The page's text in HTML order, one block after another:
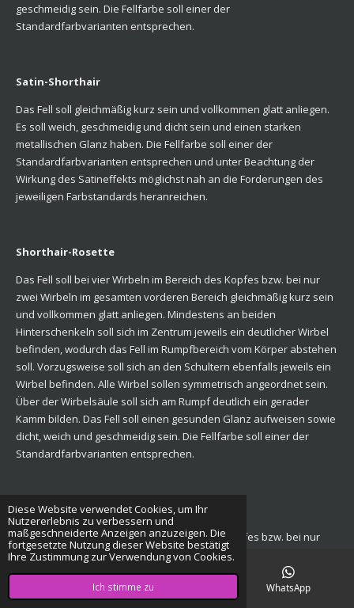
Diese Website verwendet Cookies, um Ihr
Nutzererlebnis zu verbessern und
maßgeschneiderte Anzeigen anzuzeigen. Die
fortgesetzte Nutzung dieser Website bestätigt
Ihre Zustimmung zur Verwendung von Cookies.
Ich stimme zu
geschmeidig sein. Die Fellfarbe soll einer der
Standardfarbvarianten entsprechen.
Satin-Shorthair
Das Fell soll gleichmäßig kurz sein und vollkommen glatt anliegen.
Es soll weich, geschmeidig und dicht sein und einen starken
metallischen Glanz haben. Die Fellfarbe soll einer der
Standardfarbvarianten entsprechen und unter Beachtung der
Wirkung des Satineffekts möglichst nah an die Forderungen des
jeweiligen Farbstandards heranreichen.
Shorthair-Rosette
Das Fell soll bei vier Wirbeln im Bereich des Kopfes bzw. bei nur
zwei Wirbeln im gesamten vorderen Bereich gleichmäßig kurz sein
und vollkommen glatt anliegen. Mindestens an beiden
Hinterschenkeln soll sich im Zentrum jeweils ein deutlicher Wirbel
befinden, wodurch das Fell im Rumpfbereich vom Körper abstehen
soll. Vorzugsweise soll sich an den Schultern ebenfalls jeweils ein
Wirbel befinden. Alle Wirbel sollen symmetrisch angeordnet sein.
Über der Wirbelsäule soll sich am Rumpf deutlich ein gerader
Kamm bilden. Das Fell soll einen gesunden Glanz aufweisen sowie
dicht, weich und geschmeidig sein. Die Fellfarbe soll einer der
Standardfarbvarianten entsprechen.
Satin-Shorthair-Rosette
Das Fell soll bei vier Wirbeln im Bereich des Kopfes bzw. bei nur
zwei Wirbeln im gesamten vorderen Bereich gleichmäßig kurz sein
und vollkommen glatt anliegen. Mindestens an beiden
Hinterschenkeln soll sich im Zentrum jeweils ein deutlicher Wirbel
WhatsApp